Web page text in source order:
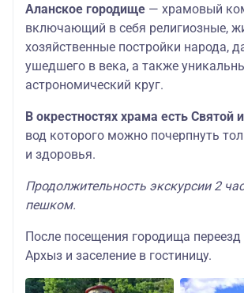
Аланское городище — храмовый
включающий в себя религиозные,
хозяйственные постройки народа,
ушедшего в века, а также
астрономический круг.
В окрестностях храма есть Святой
вод которого можно почерпнуть
и здоровья.
Продолжительность экскурсии 2
пешком.
После посещения городища переезд
Архыз и заселение в гостиницу.